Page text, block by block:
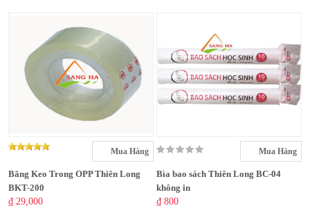
Mua Hàng
Băng Keo Trong OPP Thiên Long
BKT-200
₫ 29,000
Mua Hàng
Bìa bao sách Thiên Long BC-04
không in
₫ 800